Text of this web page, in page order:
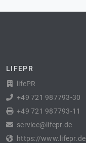
LIFEPR
lifePR
+49 721 987793-30
+49 721 987793-11
service@lifepr.de
https://www.lifepr.de